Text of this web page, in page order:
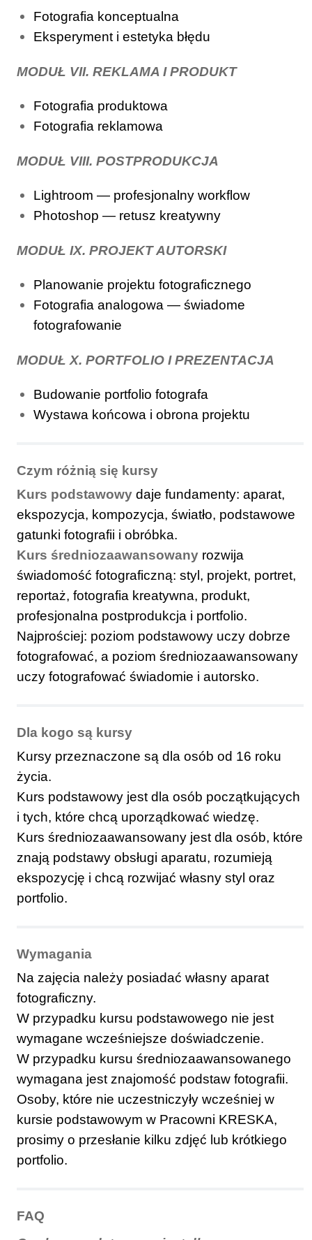
Fotografia konceptualna
Eksperyment i estetyka błędu
MODUŁ VII. REKLAMA I PRODUKT
Fotografia produktowa
Fotografia reklamowa
MODUŁ VIII. POSTPRODUKCJA
Lightroom — profesjonalny workflow
Photoshop — retusz kreatywny
MODUŁ IX. PROJEKT AUTORSKI
Planowanie projektu fotograficznego
Fotografia analogowa — świadome
fotografowanie
MODUŁ X. PORTFOLIO I PREZENTACJA
Budowanie portfolio fotografa
Wystawa końcowa i obrona projektu
Czym różnią się kursy
Kurs podstawowy daje fundamenty: aparat,
ekspozycja, kompozycja, światło, podstawowe
gatunki fotografii i obróbka.
Kurs średniozaawansowany rozwija
świadomość fotograficzną: styl, projekt, portret,
reportaż, fotografia kreatywna, produkt,
profesjonalna postprodukcja i portfolio.
Najprościej: poziom podstawowy uczy dobrze
fotografować, a poziom średniozaawansowany
uczy fotografować świadomie i autorsko.
Dla kogo są kursy
Kursy przeznaczone są dla osób od 16 roku
życia.
Kurs podstawowy jest dla osób początkujących
i tych, które chcą uporządkować wiedzę.
Kurs średniozaawansowany jest dla osób, które
znają podstawy obsługi aparatu, rozumieją
ekspozycję i chcą rozwijać własny styl oraz
portfolio.
Wymagania
Na zajęcia należy posiadać własny aparat
fotograficzny.
W przypadku kursu podstawowego nie jest
wymagane wcześniejsze doświadczenie.
W przypadku kursu średniozaawansowanego
wymagana jest znajomość podstaw fotografii.
Osoby, które nie uczestniczyły wcześniej w
kursie podstawowym w Pracowni KRESKA,
prosimy o przesłanie kilku zdjęć lub krótkiego
portfolio.
FAQ